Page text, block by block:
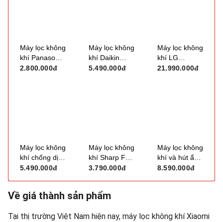
Máy lọc không
khí Panasonic
F-GPT01A
2.800.000đ
Máy lọc không
khí Daikin
MC40UVM6-7
5.490.000đ
Máy lọc không
khí LG
Puricare 360
21.990.000đ
Máy lọc không
khí chống dị
ứng thú cưng
V201S-AASR)
5.490.000đ
Máy lọc không
khí Sharp FP-
J40E-W
3.790.000đ
Máy lọc không
khí và hút ẩm
Sharp DW-
8.590.000đ
Về giá thành sản phẩm
Tại thị trường Việt Nam hiện nay, máy lọc không khí Xiaomi